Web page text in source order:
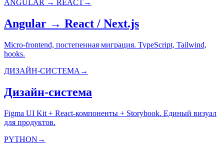
ANGULAR → REACT→
Angular → React / Next.js
Micro-frontend, постепенная миграция. TypeScript, Tailwind,
hooks.
ДИЗАЙН-СИСТЕМА →
Дизайн-система
Figma UI Kit + React-компоненты + Storybook. Единый визуал
для продуктов.
PYTHON →